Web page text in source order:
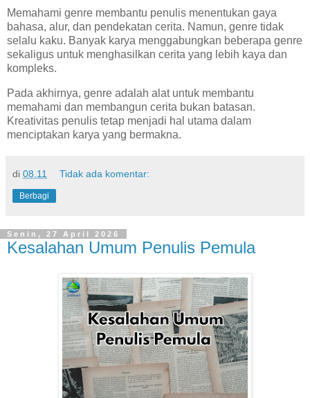
Memahami genre membantu penulis menentukan gaya
bahasa, alur, dan pendekatan cerita. Namun, genre tidak
selalu kaku. Banyak karya menggabungkan beberapa genre
sekaligus untuk menghasilkan cerita yang lebih kaya dan
kompleks.
Pada akhirnya, genre adalah alat untuk membantu
memahami dan membangun cerita bukan batasan.
Kreativitas penulis tetap menjadi hal utama dalam
menciptakan karya yang bermakna.
di 08.11 Tidak ada komentar:
Berbagi
Senin, 27 April 2026
Kesalahan Umum Penulis Pemula